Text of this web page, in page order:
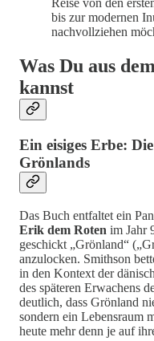
Reise von den
bis zur modernen
nachvollziehen
Was Du aus
kannst
Ein eisiges Erbe:
Grönlands
Das Buch entfaltet ein
Erik dem Roten im Jahr
geschickt „Grönland“
anzulocken. Smithson
in den Kontext der
des späteren Erwachens
deutlich, dass Grönland
sondern ein Lebensraum
heute mehr denn je auf